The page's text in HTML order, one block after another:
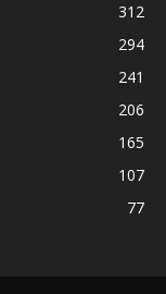
312
294
241
206
165
107
77